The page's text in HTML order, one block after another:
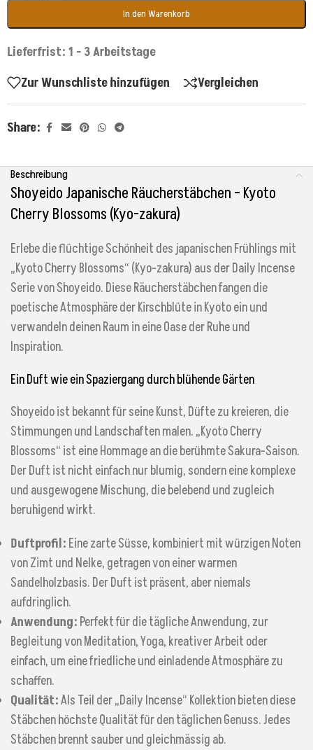
In den Warenkorb
Lieferfrist: 1 - 3 Arbeitstage
Zur Wunschliste hinzufügen
Vergleichen
Share:
Beschreibung
Shoyeido Japanische Räucherstäbchen – Kyoto
Cherry Blossoms (Kyo-zakura)
Erlebe die flüchtige Schönheit des japanischen Frühlings mit
„Kyoto Cherry Blossoms“ (Kyo-zakura) aus der Daily Incense
Serie von Shoyeido. Diese Räucherstäbchen fangen die
poetische Atmosphäre der Kirschblüte in Kyoto ein und
verwandeln deinen Raum in eine Oase der Ruhe und
Inspiration.
Ein Duft wie ein Spaziergang durch blühende Gärten
Shoyeido ist bekannt für seine Kunst, Düfte zu kreieren, die
Stimmungen und Landschaften malen. „Kyoto Cherry
Blossoms“ ist eine Hommage an die berühmte Sakura-Saison.
Der Duft ist nicht einfach nur blumig, sondern eine komplexe
und ausgewogene Mischung, die belebend und zugleich
beruhigend wirkt.
Duftprofil: Eine zarte Süsse, kombiniert mit würzigen Noten
von Zimt und Nelke, getragen von einer warmen
Sandelholzbasis. Der Duft ist präsent, aber niemals
aufdringlich.
Anwendung: Perfekt für die tägliche Anwendung, zur
Begleitung von Meditation, Yoga, kreativer Arbeit oder
einfach, um eine friedliche und einladende Atmosphäre zu
schaffen.
Qualität:Als Teil der „Daily Incense“ Kollektion bieten diese
Stäbchen höchste Qualität für den täglichen Genuss. Jedes
Stäbchen brennt sauber und gleichmässig ab.